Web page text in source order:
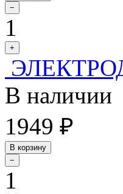
−
1
+
В наличии
1949 ₽
В корзину
−
1